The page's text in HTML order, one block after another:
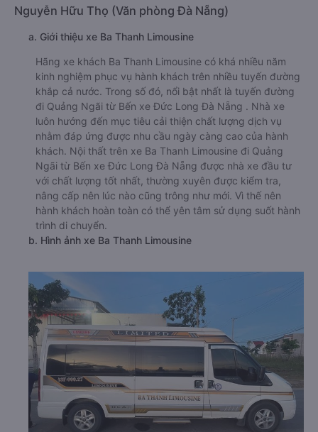
Nguyễn Hữu Thọ (Văn phòng Đà Nẵng)
a. Giới thiệu xe Ba Thanh Limousine
Hãng xe khách Ba Thanh Limousine có khá nhiều năm
kinh nghiệm phục vụ hành khách trên nhiều tuyến đường
khắp cả nước. Trong số đó, nổi bật nhất là tuyến đường
đi Quảng Ngãi từ Bến xe Đức Long Đà Nẵng . Nhà xe
luôn hướng đến mục tiêu cải thiện chất lượng dịch vụ
nhằm đáp ứng được nhu cầu ngày càng cao của hành
khách. Nội thất trên xe Ba Thanh Limousine đi Quảng
Ngãi từ Bến xe Đức Long Đà Nẵng được nhà xe đầu tư
với chất lượng tốt nhất, thường xuyên được kiểm tra,
nâng cấp nên lúc nào cũng trông như mới. Vì thế nên
hành khách hoàn toàn có thể yên tâm sử dụng suốt hành
trình di chuyển.
b. Hình ảnh xe Ba Thanh Limousine